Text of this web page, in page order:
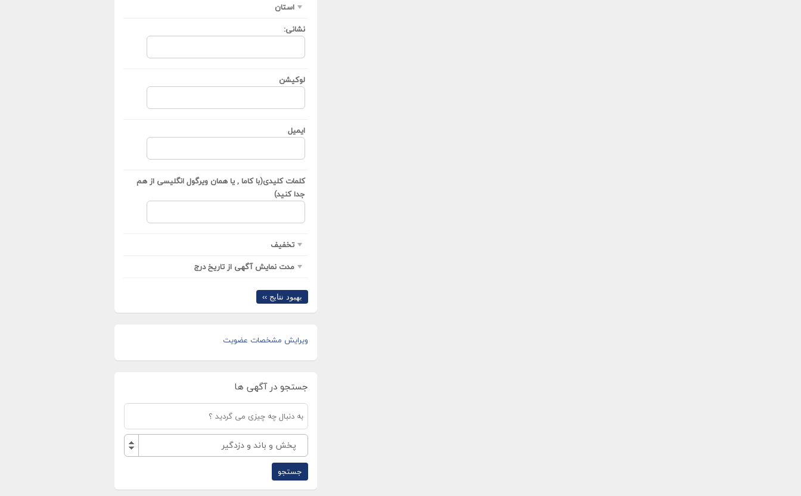
استان
نشانی:
لوکیشن
ایمیل
کلمات کلیدی(با کاما , یا همان ویرگول انگلیسی از هم
جدا کنید)
تخفیف
مدت نمایش آگهی از تاریخ درج
بهبود نتایج ››
ویرایش مشخصات عضویت
جستجو در آگهی ها
پخش و باند و دزدگیر